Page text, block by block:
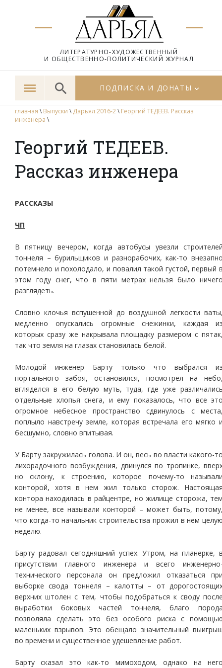
ЛИТЕРАТУРНО-ХУДОЖЕСТВЕННЫЙ
И ОБЩЕСТВЕННО-ПОЛИТИЧЕСКИЙ ЖУРНАЛ
ПОДПИСКА И ДОНАТЫ
главная \ Выпуски \ Дарьял 2016-2\ Георгий ТЕДЕЕВ. Рассказ
инженера \
Георгий ТЕДЕЕВ.
Рассказ инженера
РАССКАЗЫ
ЧП
В пятницу вечером, когда автобусы увезли
тоннеля – бурильщиков и разнорабочих, как-то
потемнело и похолодало, и повалил такой густой, первый
этом году снег, что в пяти метрах нельзя было
разглядеть.
Словно клочья вспушенной до воздушной легкости
медленно опускались огромные снежинки, каждая
которых сразу же накрывала площадку размером с
так что земля на глазах становилась белой.
Молодой инженер Барту только что выбрался
портального забоя, остановился, посмотрел на
вгляделся в его белую муть, туда, где уже
отдельные хлопья снега, и ему показалось, что все
огромное небесное пространство сдвинулось с
поплыло навстречу земле, которая встречала его мягко
бесшумно, словно впитывая.
У Барту закружилась голова. И он, весь во власти какого-
лихорадочного возбуждения, двинулся по тропинке,
но склону, к строению, которое почему-то
конторой, хотя в нем жил только сторож.
контора находилась в райцентре, но жилище сторожа,
не менее, все называли конторой – может быть,
что когда-то начальник строительства прожил в нем
неделю.
Барту радовал сегодняшний успех. Утром, на планерке,
присутствии главного инженера и всего
технического персонала он предложил отказаться
выборке свода тоннеля – калотты – от
верхних штолен с тем, чтобы подобраться к своду
выработки боковых частей тоннеля, благо
позволяла сделать это без особого риска с
маленьких взрывов. Это обещало значительный
во времени и существенное удешевление работ.
Барту сказал это как-то мимоходом, однако на